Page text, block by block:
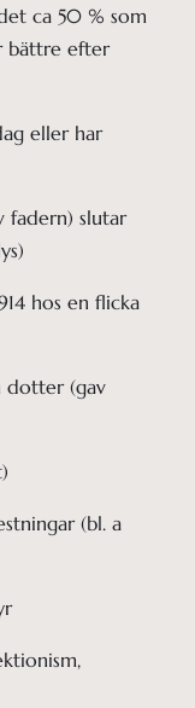
ca 50 % som
bättre efter
eller har
fadern) slutar
hos en flicka
dotter (gav
(bl. a